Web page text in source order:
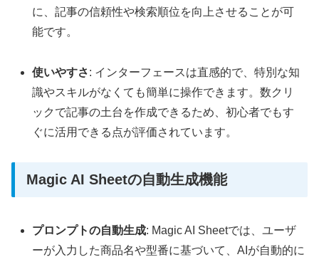
に、記事の信頼性や検索順位を向上させることが可
能です。
使いやすさ: インターフェースは直感的で、特別な知
識やスキルがなくても簡単に操作できます。数クリ
ックで記事の土台を作成できるため、初心者でもす
ぐに活用できる点が評価されています。
Magic AI Sheetの自動生成機能
プロンプトの自動生成: Magic AI Sheetでは、ユーザ
ーが入力した商品名や型番に基づいて、AIが自動的に